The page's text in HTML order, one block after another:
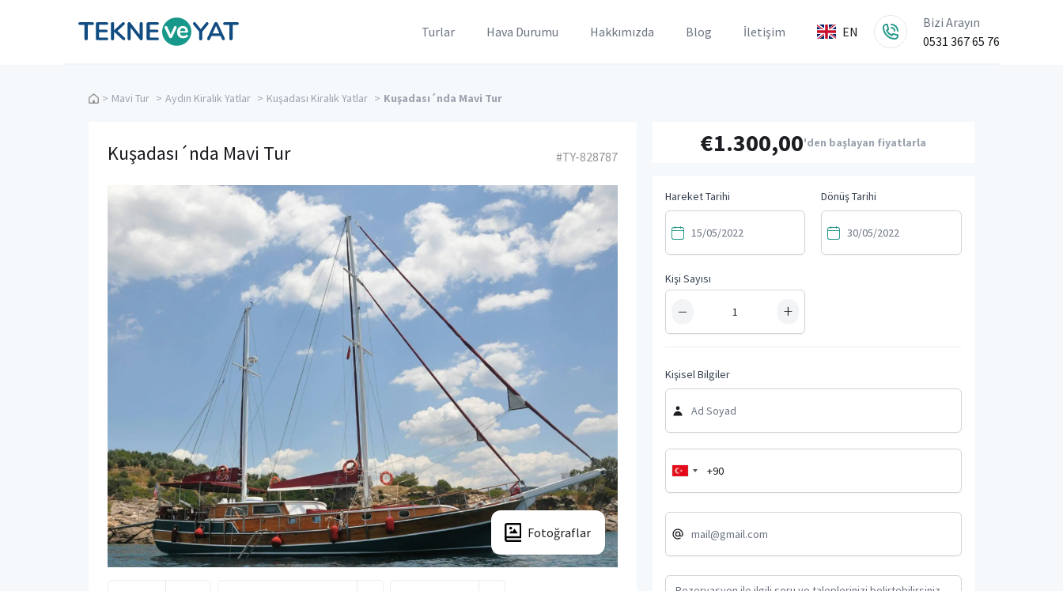
Tekne ve Yat Turlar Hava Durumu Hakkımızda Blog İletişim EN
Bizi Arayın
0531 367 65 76
> Mavi Tur > Aydın Kiralık Yatlar > Kuşadası Kiralık Yatlar > Kuşadası´nda Mavi Tur
Kuşadası´nda Mavi Tur #TY-828787
Fotoğraflar
€1.300,00'den başlayan fiyatlarla
Hareket Tarihi Dönüş Tarihi
Kişi Sayısı
− +
Kişisel Bilgiler